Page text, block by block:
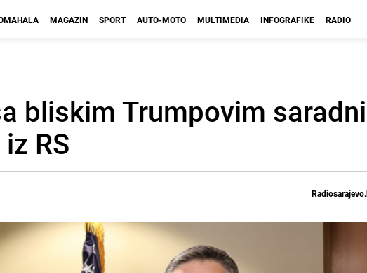
MAGAZIN SPORT AUTO-MOTO MULTIMEDIA INFOGRAFIKE RADIO
bliskim Trumpovim
RS